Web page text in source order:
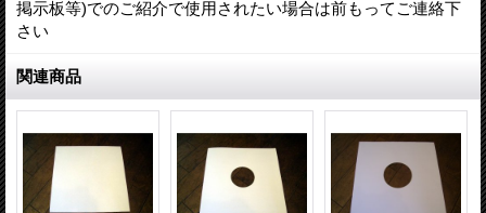
掲示板等)でのご紹介で使用されたい場合は前もってご連絡下
さい
関連商品